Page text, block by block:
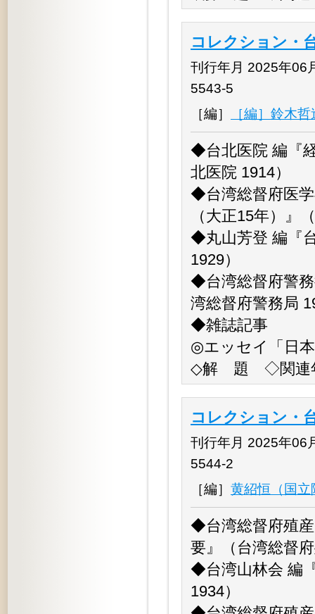
コレクション
刊行年月 2025年06
5543-5
［編］
［編］鈴木
◆台北医院 編『
北医院 1914）
◆台湾総督府医
（大正15年）
◆丸山芳登 編『
1929）
◆台湾総督府警
湾総督府警務局
◆雑誌記事
◎エッセイ「日
◇解 題 ◇関連
コレクション
刊行年月 2025年06
5544-2
［編］ 黄紹恒（国
◆台湾総督府殖
要』（台湾総督
◆台湾山林会 編
1934）